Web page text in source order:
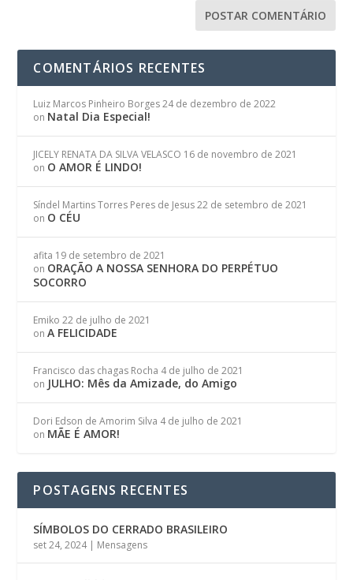
COMENTÁRIOS RECENTES
Luiz Marcos Pinheiro Borges 24 de dezembro de 2022
on Natal Dia Especial!
JICELY RENATA DA SILVA VELASCO 16 de novembro de 2021
on O AMOR É LINDO!
Síndel Martins Torres Peres de Jesus 22 de setembro de 2021
on O CÉU
afita 19 de setembro de 2021
on ORAÇÃO A NOSSA SENHORA DO PERPÉTUO
SOCORRO
Emiko 22 de julho de 2021
onA FELICIDADE
Francisco das chagas Rocha 4 de julho de 2021
on JULHO: Mês da Amizade, do Amigo
Dori Edson de Amorim Silva 4 de julho de 2021
on MÃE É AMOR!
POSTAGENS RECENTES
SÍMBOLOS DO CERRADO BRASILEIRO
set 24, 2024| Mensagens